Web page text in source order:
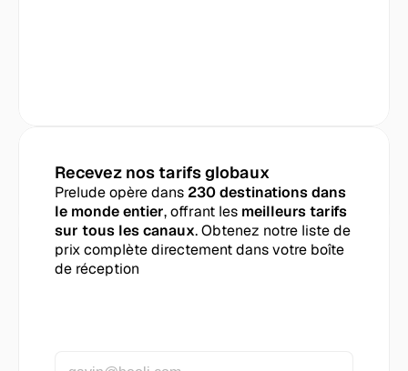
Recevez nos tarifs globaux
Prelude opère dans 230 destinations dans
le monde entier, offrant les meilleurs tarifs
sur tous les canaux. Obtenez notre liste de
prix complète directement dans votre boîte
de réception